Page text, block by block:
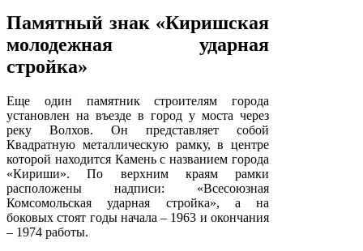
Памятный знак «Киришская
молодежная ударная
стройка»
Еще один памятник строителям города
установлен на въезде в город у моста через
реку Волхов. Он представляет собой
Квадратную металлическую рамку, в центре
которой находится Камень с названием города
«Кириши». По верхним краям рамки
расположены надписи: «Всесоюзная
Комсомольская ударная стройка», а на
боковых стоят годы начала – 1963 и окончания
– 1974 работы.